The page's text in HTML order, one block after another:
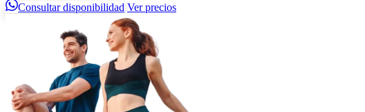
Consultar disponibilidad Ver precios